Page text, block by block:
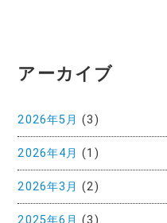
アーカイブ
2026年5月 (3)
2026年4月 (1)
2026年3月 (2)